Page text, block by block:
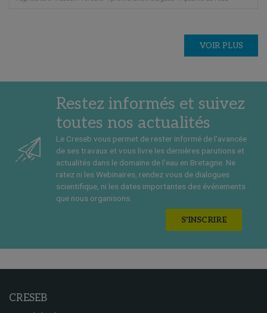
VOIR PLUS
Restez informés et suivez
toutes nos actualités
Le Creseb vous permet de rester informé de l'avancée
de ses travaux et vous livre les dernières parutions et
actualités dans le domaine de l'eau en Bretagne. Ne
ratez ni les Webinaires, rendez vous de dialogues
scientifique, ni les dates importantes des événements
que nous organisons.
S'INSCRIRE
CRESEB